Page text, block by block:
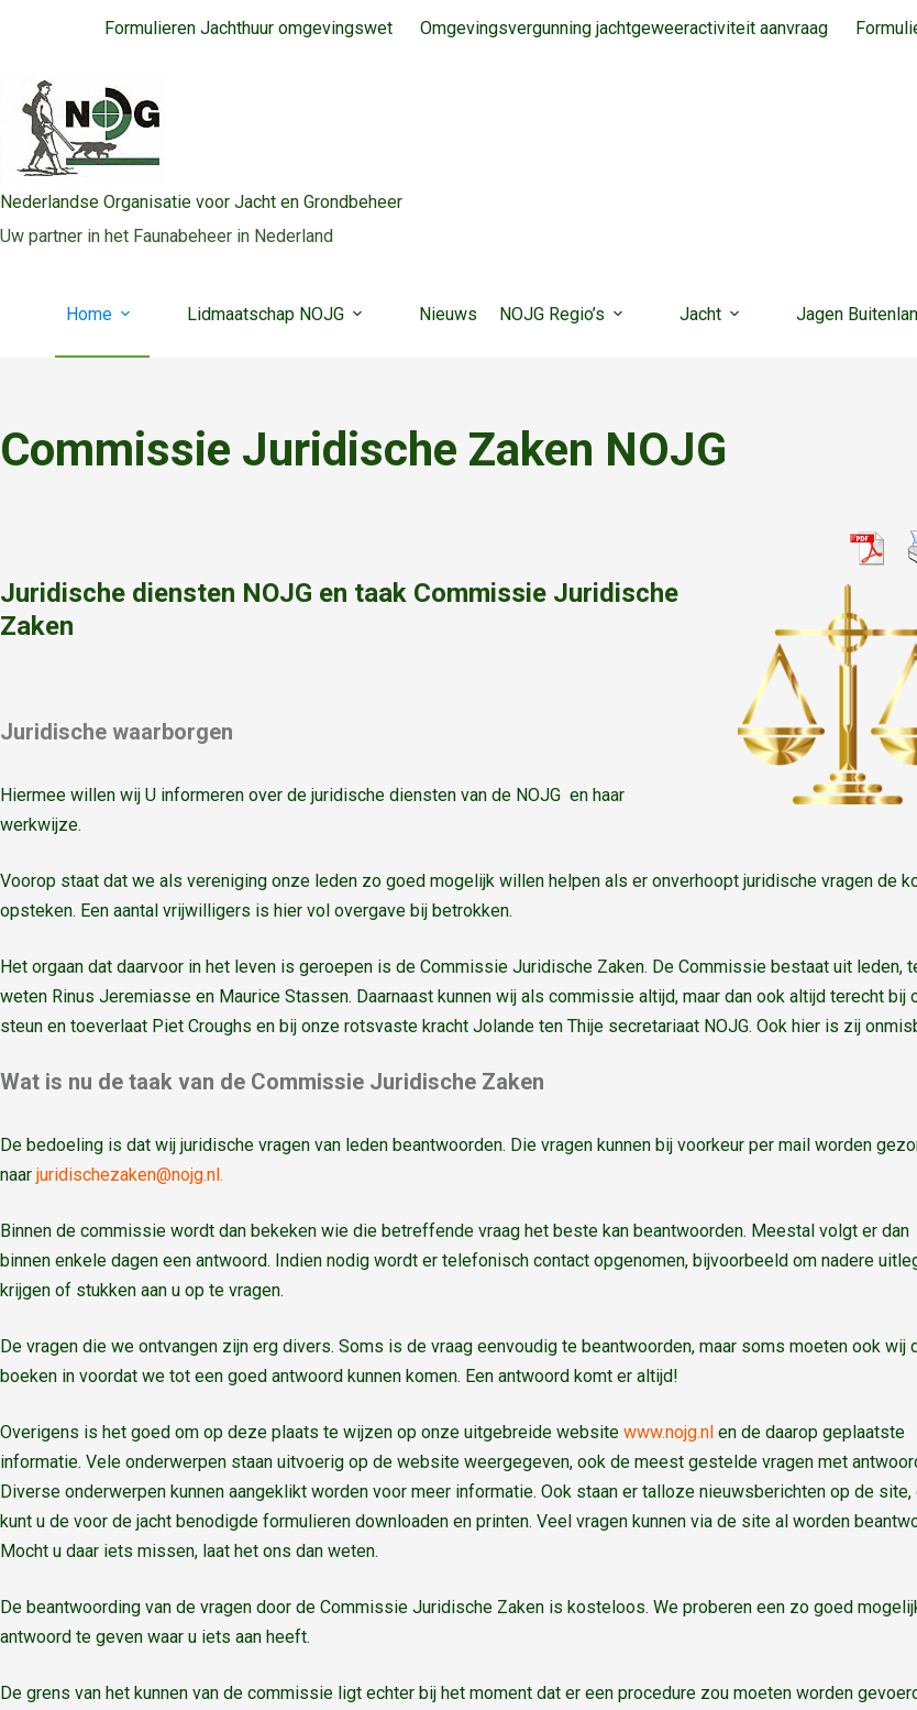
inhoud
Formulieren Jachthuur omgevingswet Omgevingsvergunning jachtgeweeractiviteit aanvraag
Nederlandse Organisatie voor Jacht en Grondbeheer
Uw partner in het Faunabeheer in Nederland
Home Lidmaatschap NOJG Nieuws NOJG Regio’s Jacht Jagen
Commissie Juridische Zaken NOJG
Juridische diensten NOJG en taak Commissie Juridische
Zaken
Juridische waarborgen
Hiermee willen wij U informeren over de juridische diensten van de NOJG en haar
werkwijze.
Voorop staat dat we als vereniging onze leden zo goed mogelijk willen helpen als er onverhoopt juridische vragen de
opsteken. Een aantal vrijwilligers is hier vol overgave bij betrokken.
Het orgaan dat daarvoor in het leven is geroepen is de Commissie Juridische Zaken. De Commissie bestaat uit leden,
weten Rinus Jeremiasse en Maurice Stassen. Daarnaast kunnen wij als commissie altijd, maar dan ook altijd terecht bij
steun en toeverlaat Piet Croughs en bij onze rotsvaste kracht Jolande ten Thije secretariaat NOJG. Ook hier is zij
Wat is nu de taak van de Commissie Juridische Zaken
De bedoeling is dat wij juridische vragen van leden beantwoorden. Die vragen kunnen bij voorkeur per mail worden
naar juridischezaken@nojg.nl.
Binnen de commissie wordt dan bekeken wie die betreffende vraag het beste kan beantwoorden. Meestal volgt er dan
binnen enkele dagen een antwoord. Indien nodig wordt er telefonisch contact opgenomen, bijvoorbeeld om nadere
krijgen of stukken aan u op te vragen.
De vragen die we ontvangen zijn erg divers. Soms is de vraag eenvoudig te beantwoorden, maar soms moeten ook wij
boeken in voordat we tot een goed antwoord kunnen komen. Een antwoord komt er altijd!
Overigens is het goed om op deze plaats te wijzen op onze uitgebreide website www.nojg.nl en de daarop geplaatste
informatie. Vele onderwerpen staan uitvoerig op de website weergegeven, ook de meest gestelde vragen met
Diverse onderwerpen kunnen aangeklikt worden voor meer informatie. Ook staan er talloze nieuwsberichten op de site,
kunt u de voor de jacht benodigde formulieren downloaden en printen. Veel vragen kunnen via de site al worden
Mocht u daar iets missen, laat het ons dan weten.
De beantwoording van de vragen door de Commissie Juridische Zaken is kosteloos. We proberen een zo goed
antwoord te geven waar u iets aan heeft.
De grens van het kunnen van de commissie ligt echter bij het moment dat er een procedure zou moeten worden